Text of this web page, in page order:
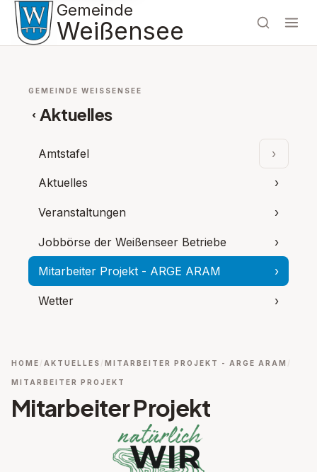
Gemeinde
Weißensee
GEMEINDE WEISSENSEE
‹ Aktuelles
Amtstafel ›
Aktuelles
›
Veranstaltungen ›
Jobbörse der Weißenseer Betriebe ›
Mitarbeiter Projekt - ARGE ARAM ›
Wetter ›
HOME AKTUELLES MITARBEITER PROJEKT - ARGE ARAM
MITARBEITER PROJEKT
Mitarbeiter Projekt